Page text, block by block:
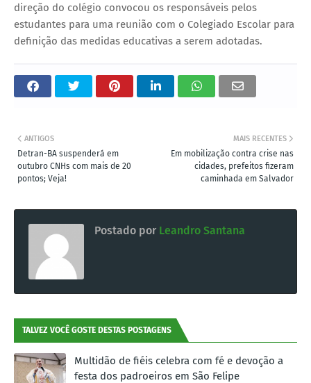
direção do colégio convocou os responsáveis pelos
estudantes para uma reunião com o Colegiado Escolar para
definição das medidas educativas a serem adotadas.
MAIS RECENTES
Em mobilização contra crise nas
cidades, prefeitos fizeram
caminhada em Salvador
ANTIGOS
Detran-BA suspenderá em
outubro CNHs com mais de 20
pontos; Veja!
Postado por Leandro Santana
TALVEZ VOCÊ GOSTE DESTAS POSTAGENS
Multidão de fiéis celebra com fé e devoção a
festa dos padroeiros em São Felipe